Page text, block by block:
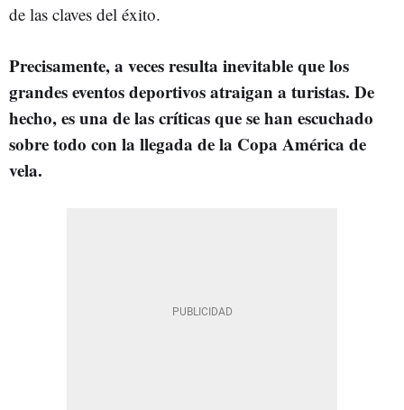
de las claves del éxito.
Precisamente, a veces resulta inevitable que los
grandes eventos deportivos atraigan a turistas. De
hecho, es una de las críticas que se han escuchado
sobre todo con la llegada de la Copa América de
vela.